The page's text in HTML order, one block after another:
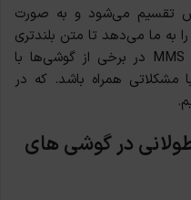
تقسیم می‌شود و به صورت
به ما می‌دهد تا متن بلندتری
را ارسال کنیم. اما تبدیل پیامک به MMS در برخی از گوشی‌ها با
همراه باشد. که در
در گوشی های